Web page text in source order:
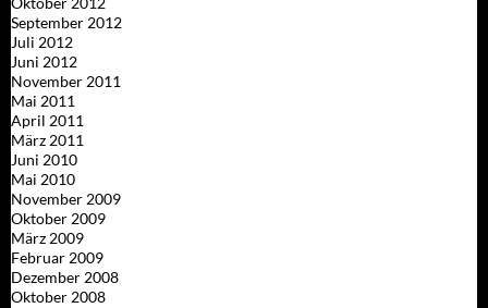
September 2012
Juli 2012
Juni 2012
November 2011
Mai 2011
April 2011
März 2011
Juni 2010
Mai 2010
November 2009
Oktober 2009
März 2009
Februar 2009
Dezember 2008
Oktober 2008